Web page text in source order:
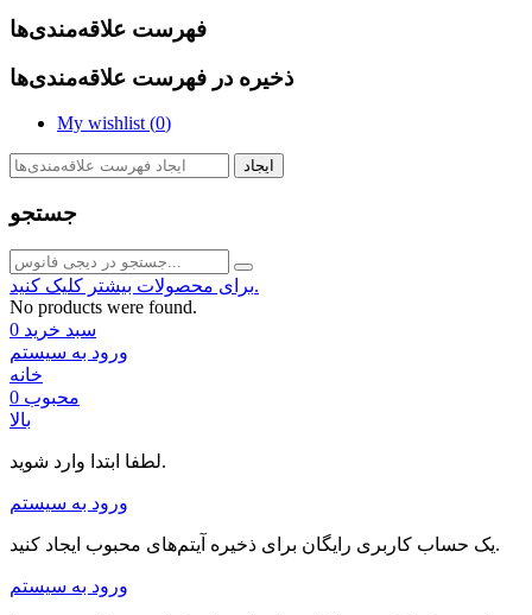
فهرست علاقه‌مندی‌ها
ذخیره در فهرست علاقه‌مندی‌ها
My wishlist (0)
ایجاد
جستجو
برای محصولات بیشتر کلیک کنید.
No products were found.
سبد خرید 0
ورود به سیستم
خانه
محبوب 0
بالا
لطفا ابتدا وارد شوید.
ورود به سیستم
یک حساب کاربری رایگان برای ذخیره آیتم‌های محبوب ایجاد کنید.
ورود به سیستم